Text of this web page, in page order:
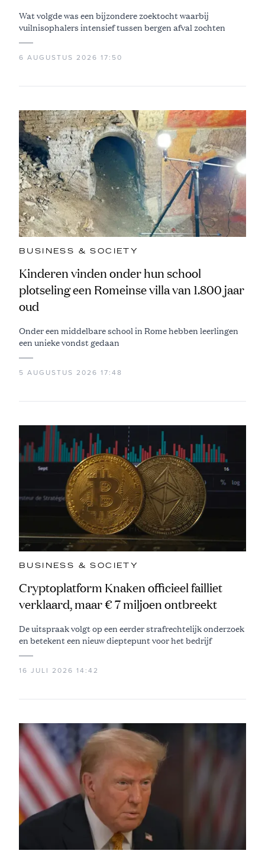
Wat volgde was een bijzondere zoektocht waarbij
vuilnisophalers intensief tussen bergen afval zochten
6 AUGUSTUS 2026 17:50
BUSINESS & SOCIETY
Kinderen vinden onder hun school
plotseling een Romeinse villa van 1.800 jaar
oud
Onder een middelbare school in Rome hebben leerlingen
een unieke vondst gedaan
5 AUGUSTUS 2026 17:48
BUSINESS & SOCIETY
Cryptoplatform Knaken officieel failliet
verklaard, maar € 7 miljoen ontbreekt
De uitspraak volgt op een eerder strafrechtelijk onderzoek
en betekent een nieuw dieptepunt voor het bedrijf
16 JULI 2026 14:42